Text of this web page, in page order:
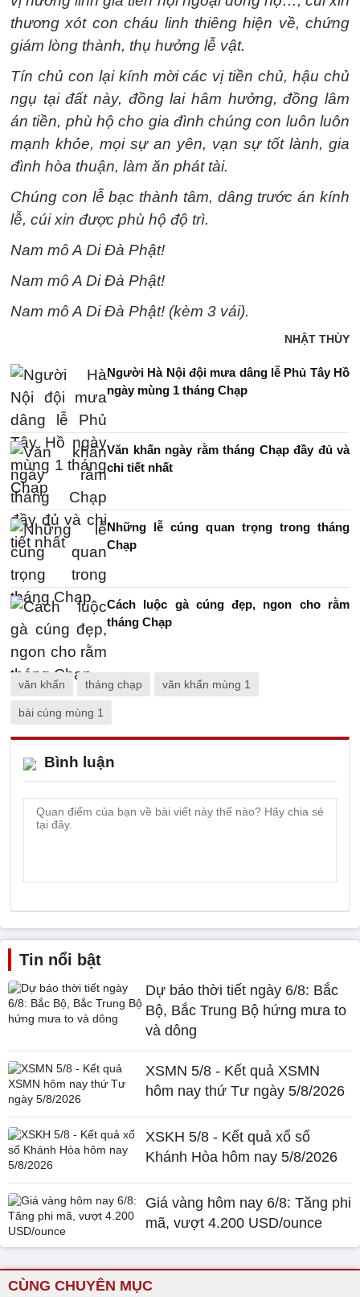
thương xót con cháu linh thiêng hiện về, chứng
giám lòng thành, thụ hưởng lễ vật.
Tín chủ con lại kính mời các vị tiền chủ, hậu chủ
ngụ tại đất này, đồng lai hâm hưởng, đồng lâm
án tiền, phù hộ cho gia đình chúng con luôn luôn
mạnh khỏe, mọi sự an yên, vạn sự tốt lành, gia
đình hòa thuận, làm ăn phát tài.
Chúng con lễ bạc thành tâm, dâng trước án kính
lễ, cúi xin được phù hộ độ trì.
Nam mô A Di Đà Phật!
Nam mô A Di Đà Phật!
Nam mô A Di Đà Phật! (kèm 3 vái).
NHẬT THÙY
Người Hà Nội đội mưa dâng lễ Phủ Tây Hồ
ngày mùng 1 tháng Chạp
Văn khấn ngày rằm tháng Chạp đầy đủ và
chi tiết nhất
Những lễ cúng quan trọng trong tháng
Chạp
Cách luộc gà cúng đẹp, ngon cho rằm
tháng Chạp
văn khấn tháng chạp văn khấn mùng 1
bài cúng mùng 1
Bình luận
Tin nổi bật
Dự báo thời tiết ngày 6/8: Bắc
Bộ, Bắc Trung Bộ hứng mưa to
và dông
XSMN 5/8 - Kết quả XSMN
hôm nay thứ Tư ngày 5/8/2026
XSKH 5/8 - Kết quả xổ số
Khánh Hòa hôm nay 5/8/2026
Giá vàng hôm nay 6/8: Tăng phi
mã, vượt 4.200 USD/ounce
CÙNG CHUYÊN MỤC